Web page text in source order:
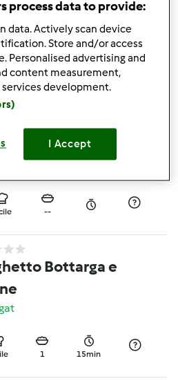
25 10min
tiramisù Pan di
--
Bottarga e
1 15min
process data to provide:
data. Actively scan device
Store and/or access
Personalised advertising and
content measurement,
development.
I Accept